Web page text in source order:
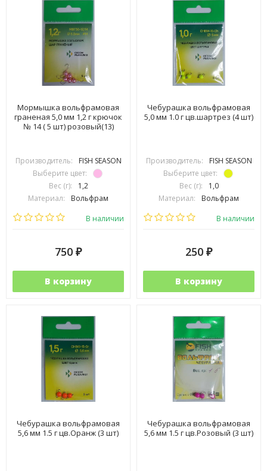
Мормышка вольфрамовая
граненая 5,0 мм 1,2 г крючок
№ 14 ( 5 шт) розовый(13)
Производитель:
FISH SEASON
Выберите цвет:
Вес (г):
1,2
Материал:
Вольфрам
В наличии
750 ₽
В корзину
Чебурашка вольфрамовая
5,0 мм 1.0 г цв.шартрез (4 шт)
Производитель:
FISH SEASON
Выберите цвет:
Вес (г):
1,0
Материал:
Вольфрам
В наличии
250 ₽
В корзину
Чебурашка вольфрамовая
5,6 мм 1.5 г цв.Оранж (3 шт)
Чебурашка вольфрамовая
5,6 мм 1.5 г цв.Розовый (3 шт)